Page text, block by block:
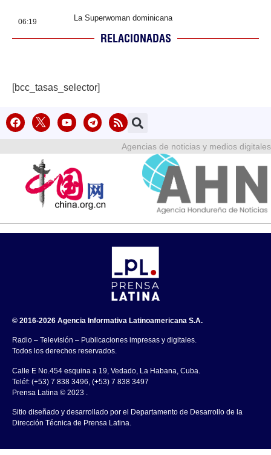
06:19 La Superwoman dominicana
RELACIONADAS
[bcc_tasas_selector]
Agencias de noticias y medios digitales
© 2016-2026 Agencia Informativa Latinoamericana S.A.
Radio – Televisión – Publicaciones impresas y digitales.
Todos los derechos reservados.
Calle E No.454 esquina a 19, Vedado, La Habana, Cuba.
Teléf: (+53) 7 838 3496, (+53) 7 838 3497
Prensa Latina © 2023 .
Sitio diseñado y desarrollado por el Departamento de Desarrollo de la
Dirección Técnica de Prensa Latina.